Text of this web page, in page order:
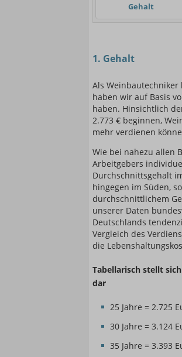
Gehalt
1. Gehalt
Als
haben wir auf Basis
haben. Hinsichtlich
2.773 € beginnen,
mehr verdienen
Wie bei nahezu allen
Arbeitgebers
Durchschnittsgehalt
hingegen im Süden,
durchschnittlichem
unserer Daten
Deutschlands
Vergleich des
die
Tabellarisch stellt
dar
25 Jahre = 2.725
30 Jahre = 3.124
35 Jahre = 3.393